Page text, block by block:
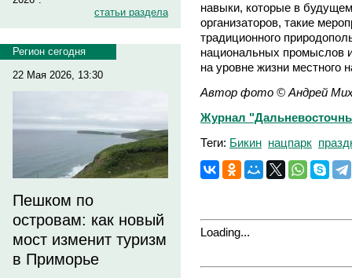
статьи раздела
Регион сегодня
22 Мая 2026, 13:30
Пешком по
островам: как новый
мост изменит туризм
в Приморье
навыки, которые в
организаторов, такие
традиционного
национальных промыслов
на уровне жизни местного
Автор фото © Андрей
Журнал
Теги: Бикин нацпарк
Loading...